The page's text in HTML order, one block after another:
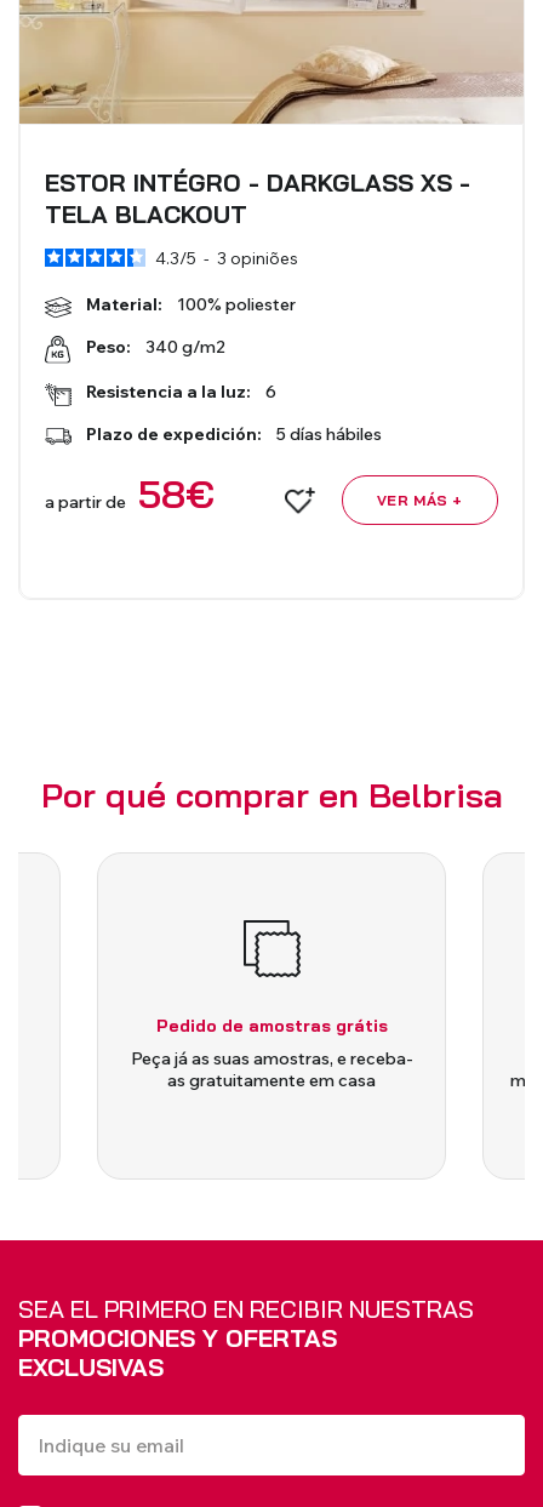
ESTOR INTÉGRO - DARKGLASS XS -
TELA BLACKOUT
4.3/5 - 3 opiniões
Material:
100% poliester
Peso:
340 g/m2
Resistencia a la luz:
6
Plazo de expedición:
5 días hábiles
a partir de 58€ VER MÁS +
Por qué comprar en Belbrisa
Pedido de amostras grátis
Peça já as suas amostras, e receba-
as gratuitamente em casa
SEA EL PRIMERO EN RECIBIR NUESTRAS
PROMOCIONES Y OFERTAS
EXCLUSIVAS